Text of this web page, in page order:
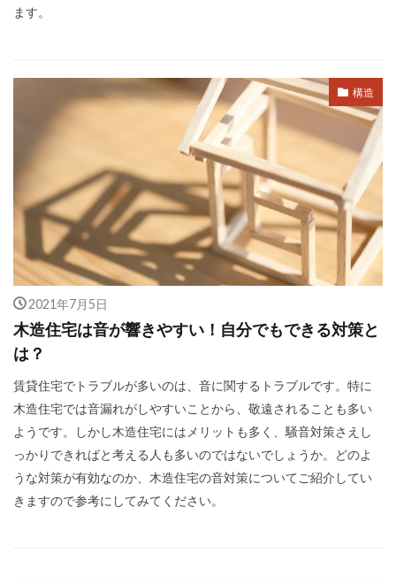
ます。
構造
2021年7月5日
木造住宅は音が響きやすい！自分でもできる対策と
は？
賃貸住宅でトラブルが多いのは、音に関するトラブルです。特に
木造住宅では音漏れがしやすいことから、敬遠されることも多い
ようです。しかし木造住宅にはメリットも多く、騒音対策さえし
っかりできればと考える人も多いのではないでしょうか。どのよ
うな対策が有効なのか、木造住宅の音対策についてご紹介してい
きますので参考にしてみてください。